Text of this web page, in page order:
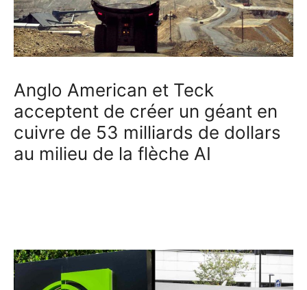
Anglo American et Teck
acceptent de créer un géant en
cuivre de 53 milliards de dollars
au milieu de la flèche AI